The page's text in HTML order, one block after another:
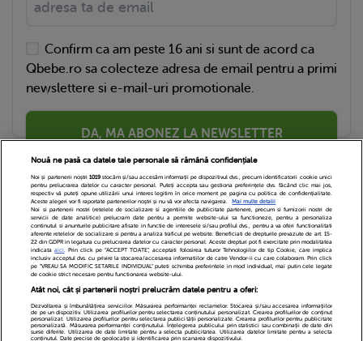
Confirm ca am peste 16 ani si sunt de acord ca
Qbebe.ro sa colecteze adresa de email pentru a primi
newslettere si e-mail-uri promotionale.
DA, MA ABONEZ LA NEWSLETTER
Echipa Editoriala Newsletter
Contact
Cariere
Cookies
Politica de confidentialitate
DivaHair Cosmetics
Despre noi
Nouă ne pasă ca datele tale personale să rămână confidențiale
Noi și partenerii noștri 1019stocăm și/sau accesăm informații pe dispozitivul dvs., precum identificatorii cookie unici
pentru prelucrarea datelor cu caracter personal. Puteți accepta sau gestiona preferințele dvs. făcând clic mai jos,
respectiv vă puteți opune utilizării unui interes legitim în orice moment pe pagina cu politica de confidențialitate.
Aceste alegeri vor fi raportate partenerilor noștri și nu vă vor afecta navigarea.
Mai multe detalii
Noi si partenerii nostri (retelele de socializare si agentiile de publicitate partenere, precum si furnizorii nostri de
servicii de date analitice) prelucram date pentru a permite website-ului sa functioneze, pentru a personaliza
continutul si anunturile publicitare afisate in functie de interesele si/sau profilul dvs., pentru a va oferi functionalitati
aferente retelelor de socializare si pentru a analiza traficul pe website. Beneficiati de drepturile prevazute de art. 15-
22 din GDPR in legatura cu prelucrarea datelor cu caracter personal. Aceste drepturi pot fi exercitate prin modalitatea
indicataaici. Prin click pe “ACCEPT TOATE”, acceptati folosirea tuturor Tehnologiilor de tip Cookie, care implica
inclusiv acceptul dvs. cu privire la stocarea/accesarea informatiilor de catre Vendor-ii cu care colaboram. Prin click
pe “VREAU SA MODIFIC SETARILE INDIVIDUAL” puteti schimba preferintele in mod individual, mai putin cele legate
de cookie strict necesare pentru functionarea website-ului.
Atât noi, cât și partenerii noștri prelucrăm datele pentru a oferi:
Dezvoltarea și îmbunătățirea serviciilor. Măsurarea performanței reclamelor. Stocarea și/sau accesarea informațiilor
de pe un dispozitiv. Utilizarea profilurilor pentru selectarea conținutului personalizat. Crearea profilurilor de conținut
personalizat. Utilizarea profilurilor pentru selectarea publicității personalizate. Crearea profilurilor pentru publicitate
personalizată. Măsurarea performanței conținutului. Înțelegerea publicului prin statistici sau combinații de date din
surse diferite. Utilizarea de date limitate pentru a selecta publicitatea. Utilizarea datelor limitate pentru a selecta
conținutul. Date precise de geolocație și identificarea prin scanarea dispozitivului.